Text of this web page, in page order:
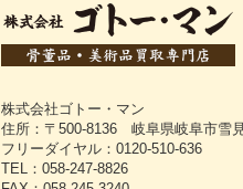
株式会社ゴトー・マン
住所：〒500-8136 岐阜県岐阜市雪
フリーダイヤル：0120-510-636
TEL：058-247-8826